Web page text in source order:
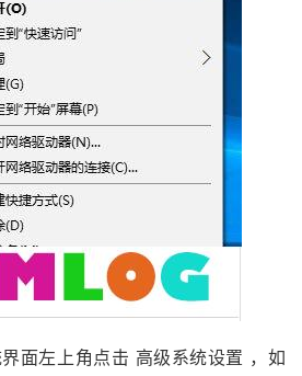
左上角点击 高级系统设置 ，如